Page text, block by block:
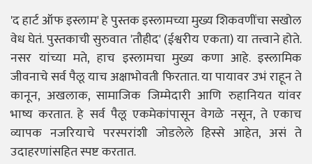
'द हार्ट ऑफ इस्लाम' हे पुस्तक इस्लामच्या मुख्य शिकवणींचा सखोल
वेध घेतं. पुस्तकाची सुरुवात 'तौहीद' (ईश्वरीय एकता) या तत्त्वाने होते.
नसर यांच्या मते, हाच इस्लामचा मुख्य कणा आहे. इस्लामिक
जीवनाचे सर्व पैलू याच अक्षाभोवती फिरतात. या पायावर उभं राहून ते
कानून, अखलाक, सामाजिक जिम्मेदारी आणि रुहानियत यांवर
भाष्य करतात. हे सर्व पैलू एकमेकांपासून वेगळे नसून, ते एकाच
व्यापक नजरियाचे परस्परांशी जोडलेले हिस्से आहेत, असं ते
उदाहरणांसहित स्पष्ट करतात.